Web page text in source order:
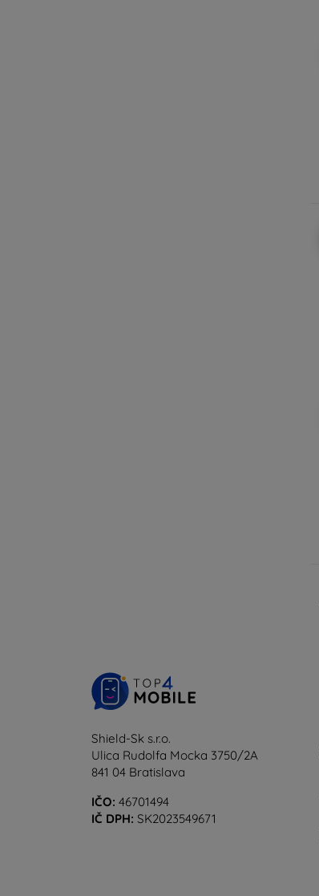
Shield-Sk s.r.o.
Ulica Rudolfa Mocka 3750/2A
841 04 Bratislava
IČO: 46701494
IČ DPH: SK2023549671